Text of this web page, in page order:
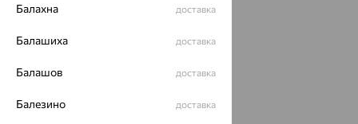
Балахна доставка
Балашиха доставка
Балашов доставка
Балезино доставка